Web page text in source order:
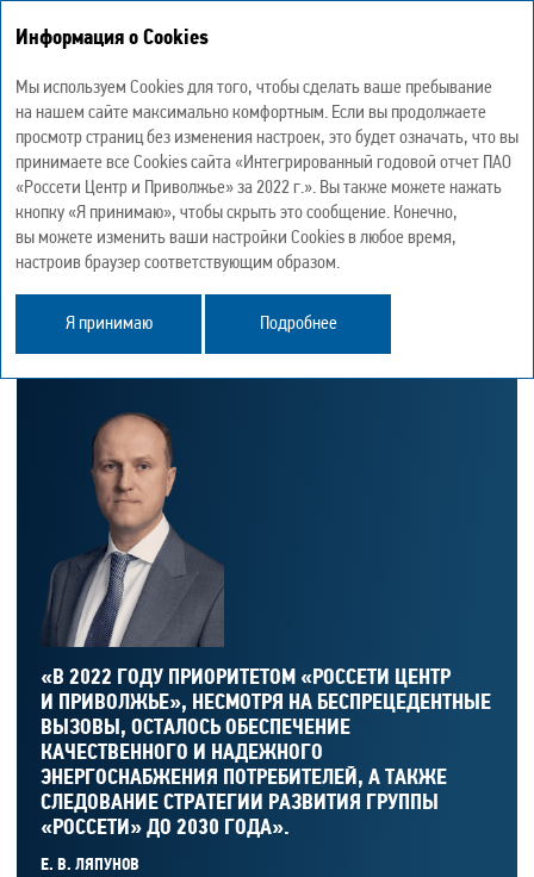
ОБРАЩЕНИЕ ПРЕДСЕДАТЕЛЯ
СОВЕТА ДИРЕКТОРОВ
GRI 2-12
«В 2022 ГОДУ ПРИОРИТЕТОМ «РОССЕТИ ЦЕНТР
И ПРИВОЛЖЬЕ», НЕСМОТРЯ НА БЕСПРЕЦЕДЕНТНЫЕ
ВЫЗОВЫ, ОСТАЛОСЬ ОБЕСПЕЧЕНИЕ
КАЧЕСТВЕННОГО И НАДЕЖНОГО
ЭНЕРГОСНАБЖЕНИЯ ПОТРЕБИТЕЛЕЙ, А ТАКЖЕ
СЛЕДОВАНИЕ СТРАТЕГИИ РАЗВИТИЯ ГРУППЫ
«РОССЕТИ» ДО 2030 ГОДА».
Е. В. ЛЯПУНОВ
Информация о Cookies
Мы используем Cookies для того, чтобы сделать ваше пребывание
на нашем сайте максимально комфортным. Если вы продолжаете
просмотр страниц без изменения настроек, это будет означать, что вы
принимаете все Cookies сайта «Интегрированный годовой отчет ПАО
«Россети Центр и Приволжье» за 2022 г.». Вы также можете нажать
кнопку «Я принимаю», чтобы скрыть это сообщение. Конечно,
вы можете изменить ваши настройки Cookies в любое время,
настроив браузер соответствующим образом.
Я принимаю Подробнее